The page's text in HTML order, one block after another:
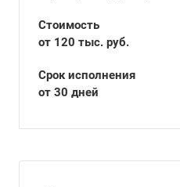
Стоимость
от 120 тыс. руб.
Срок исполнения
от 30 дней